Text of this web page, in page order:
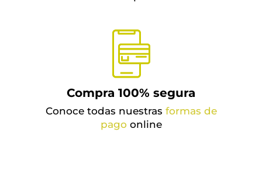
Compra 100% segura
Conoce todas nuestras formas de
pago online